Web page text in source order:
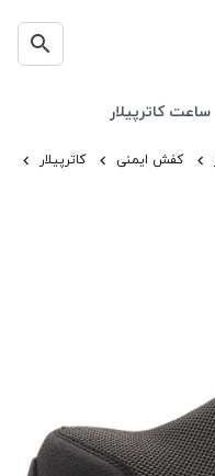
ساعت کاترپیلار
کفش ایمنی کاترپیلار